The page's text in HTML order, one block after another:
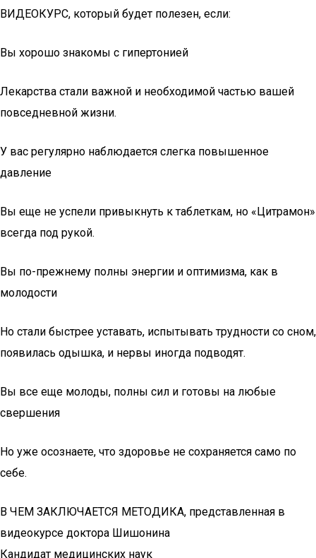
ВИДЕОКУРС, который будет полезен, если:
Вы хорошо знакомы с гипертонией
Лекарства стали важной и необходимой частью вашей
повседневной жизни.
У вас регулярно наблюдается слегка повышенное
давление
Вы еще не успели привыкнуть к таблеткам, но «Цитрамон»
всегда под рукой.
Вы по-прежнему полны энергии и оптимизма, как в
молодости
Но стали быстрее уставать, испытывать трудности со сном,
появилась одышка, и нервы иногда подводят.
Вы все еще молоды, полны сил и готовы на любые
свершения
Но уже осознаете, что здоровье не сохраняется само по
себе.
В ЧЕМ ЗАКЛЮЧАЕТСЯ МЕТОДИКА, представленная в
видеокурсе доктора Шишонина
Кандидат медицинских наук